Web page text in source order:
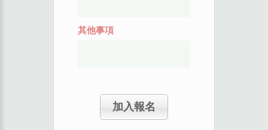
其他事項
加入報名